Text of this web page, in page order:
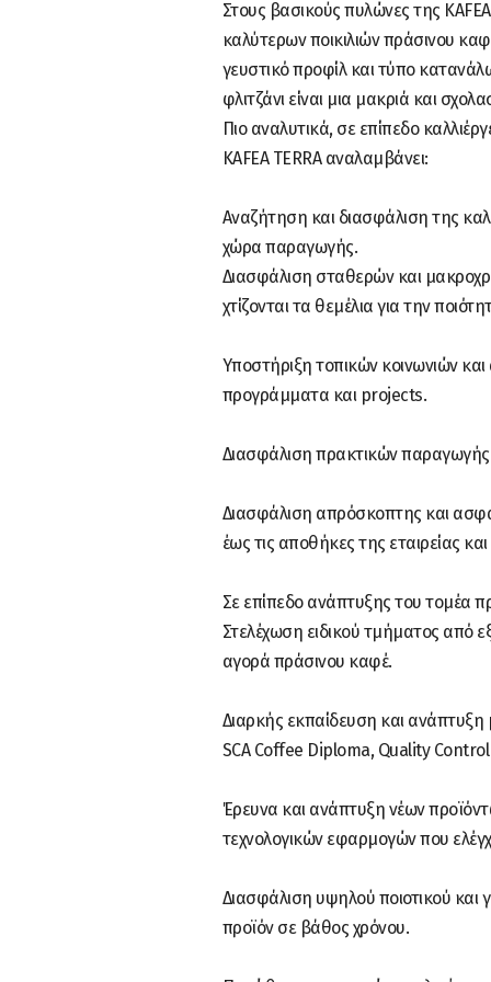
Στους βασικούς πυλώνες της
καλύτερων ποικιλιών πράσινου
γευστικό προφίλ και τύπο
φλιτζάνι είναι μια μακριά και
Πιο αναλυτικά, σε επίπεδο
KAFEA TERRA αναλαμβάνει:
Αναζήτηση και διασφάλιση της
χώρα παραγωγής.
Διασφάλιση σταθερών και
χτίζονται τα θεμέλια για την
Υποστήριξη τοπικών κοινωνιών
προγράμματα και projects.
Διασφάλιση πρακτικών
Διασφάλιση απρόσκοπτης και
έως τις αποθήκες της εταιρείας
Σε επίπεδο ανάπτυξης του τομέα
Στελέχωση ειδικού τμήματος από
αγορά πράσινου καφέ.
Διαρκής εκπαίδευση και ανάπτυξη
SCA Coffee Diploma, Quality
Έρευνα και ανάπτυξη νέων
τεχνολογικών εφαρμογών που
Διασφάλιση υψηλού ποιοτικού και
προϊόν σε βάθος χρόνου.